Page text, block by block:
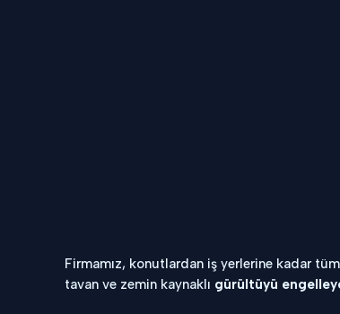
Firmamız, konutlardan iş yerlerine kadar
tavan ve zemin kaynaklı gürültüyü